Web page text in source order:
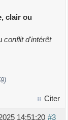
clair ou
conflit d'intérêt
Citer
#3
14:51:20